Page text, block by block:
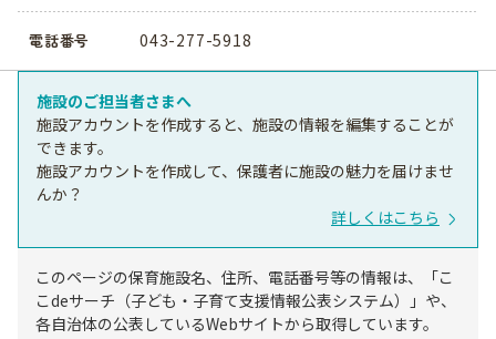
電話番号 043-277-5918
施設のご担当者さまへ
施設アカウントを作成すると、施設の情報を編集することが
できます。
施設アカウントを作成して、保護者に施設の魅力を届けませ
んか？
詳しくはこちら
このページの保育施設名、住所、電話番号等の情報は、「こ
こdeサーチ（子ども・子育て支援情報公表システム）」や、
各自治体の公表しているWebサイトから取得しています。